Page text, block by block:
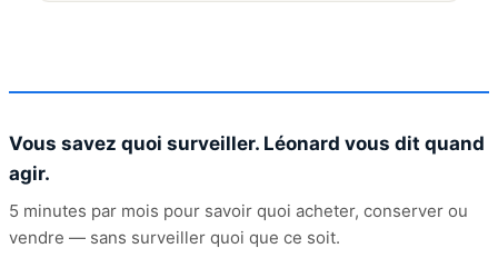
Vous savez quoi surveiller. Léonard vous dit quand
agir.
5 minutes par mois pour savoir quoi acheter, conserver ou
vendre — sans surveiller quoi que ce soit.